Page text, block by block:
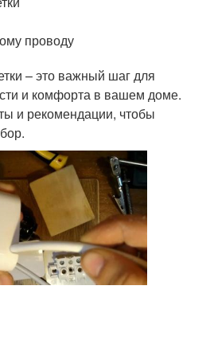
проводу
– это важный шаг для
и комфорта в вашем доме.
и рекомендации, чтобы